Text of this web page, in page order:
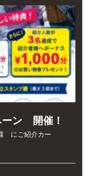
ン 開催！
にご紹介カー